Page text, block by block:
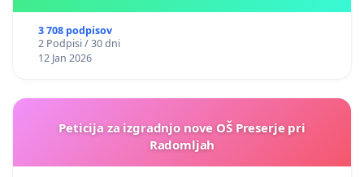
3 708 podpisov
2 Podpisi / 30 dni
12 Jan 2026
Peticija za izgradnjo nove OŠ Preserje pri
Radomljah